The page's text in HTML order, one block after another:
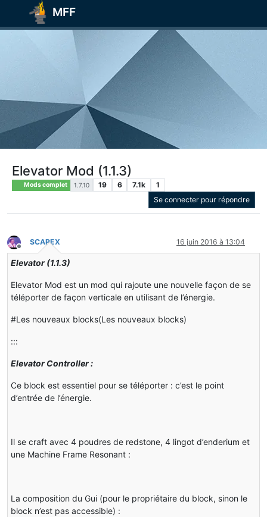
MFF
Elevator Mod (1.1.3)
Mods complet 1.7.10 19 6 7.1k
1
Se connecter pour répondre
Hors-ligne
SCAREX 16 juin 2016 à 13:04
Elevator (1.1.3)
Elevator Mod est un mod qui rajoute une nouvelle façon de se
téléporter de façon verticale en utilisant de l’énergie.
#Les nouveaux blocks(Les nouveaux blocks)
:::
Elevator Controller :
Ce block est essentiel pour se téléporter : c’est le point
d’entrée de l’énergie.
Il se craft avec 4 poudres de redstone, 4 lingot d’enderium et
une Machine Frame Resonant :
La composition du Gui (pour le propriétaire du block, sinon le
block n’est pas accessible) :